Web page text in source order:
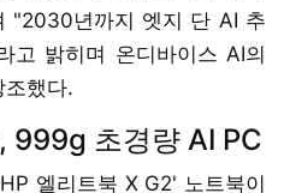
"2030년까지 엣지 단 AI 추
고 밝히며 온디바이스 AI의
조했다.
999g 초경량 AI PC
엘리트북 X G2' 노트북이